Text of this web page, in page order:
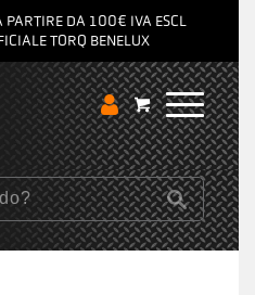
DA 100€ IVA ESCL
TORQ BENELUX